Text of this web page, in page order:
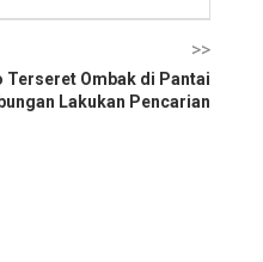
>>
Terseret Ombak di Pantai
Lakukan Pencarian